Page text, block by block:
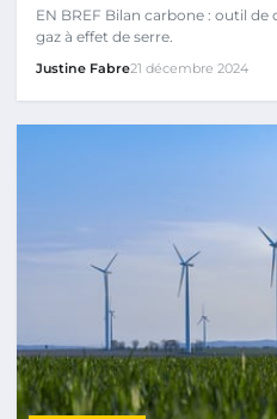
EN BREF Bilan carbone : outil
gaz à effet de serre.
Justine Fabre21 décembre 2024